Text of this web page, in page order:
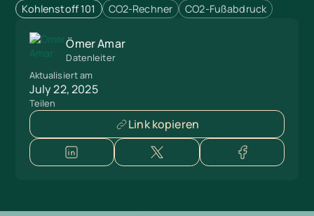
Kohlenstoff 101 CO2-Rechner CO2-Fußabdruck
Ömer Amar
Datenleiter
Aktualisiert am
July 22, 2025
Teilen
Link kopieren